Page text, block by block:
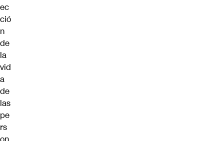
ec
ció
n
de
la
vid
a
de
las
pe
rs